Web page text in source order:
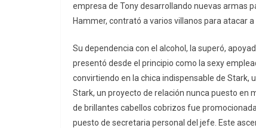
empresa de Tony desarrollando nuevas armas
Hammer, contrató a varios villanos para atacar
Su dependencia con el alcohol, la superó,
presentó desde el principio como la sexy
convirtiendo en la chica indispensable de Stark,
Stark, un proyecto de relación nunca puesto en
de brillantes cabellos cobrizos fue
puesto de secretaria personal del jefe. Este